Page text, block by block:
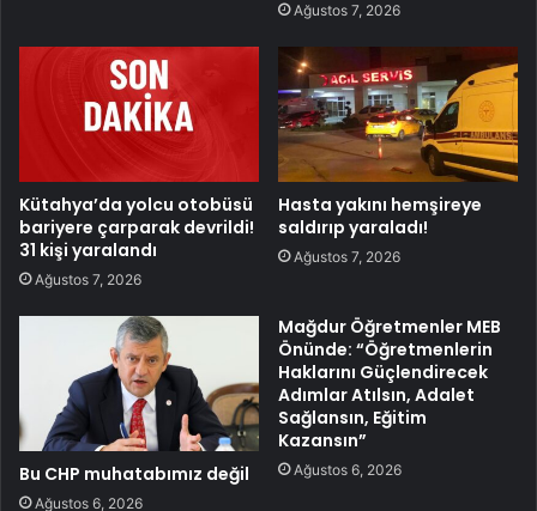
Ağustos 7, 2026
Kütahya’da yolcu otobüsü
bariyere çarparak devrildi!
31 kişi yaralandı
Ağustos 7, 2026
Hasta yakını hemşireye
saldırıp yaraladı!
Ağustos 7, 2026
Bu CHP muhatabımız değil
Ağustos 6, 2026
Mağdur Öğretmenler MEB
Önünde: “Öğretmenlerin
Haklarını Güçlendirecek
Adımlar Atılsın, Adalet
Sağlansın, Eğitim
Kazansın”
Ağustos 6, 2026